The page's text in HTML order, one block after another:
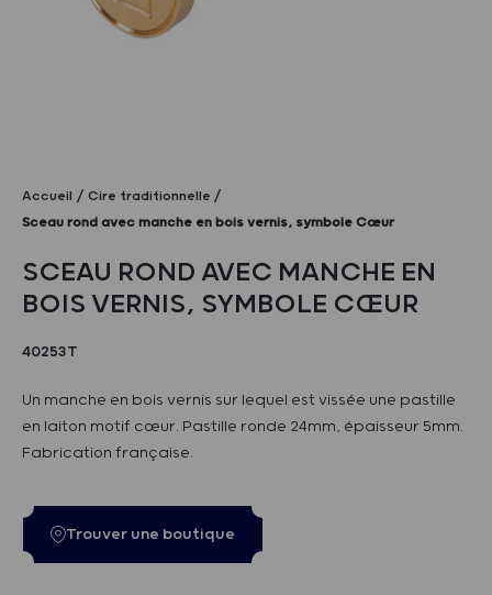
Accueil
Cire traditionnelle
Sceau rond avec manche en bois vernis, symbole Cœur
SCEAU ROND AVEC MANCHE EN
BOIS VERNIS, SYMBOLE CŒUR
40253T
Un manche en bois vernis sur lequel est vissée une pastille
en laiton motif cœur. Pastille ronde 24mm, épaisseur 5mm.
Fabrication française.
Trouver une boutique